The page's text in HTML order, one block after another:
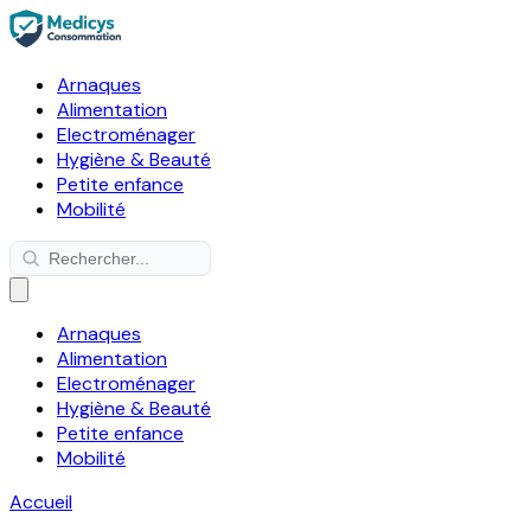
Arnaques
Alimentation
Electroménager
Hygiène & Beauté
Petite enfance
Mobilité
Arnaques
Alimentation
Electroménager
Hygiène & Beauté
Petite enfance
Mobilité
Accueil